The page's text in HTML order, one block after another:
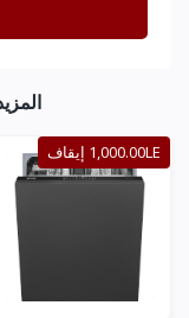
1,000.00LE إيقاف